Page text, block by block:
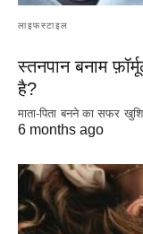
लाइफस्टाइल
स्तनपान बनाम
है?
माता-पिता बनने का सफर
6 months ago